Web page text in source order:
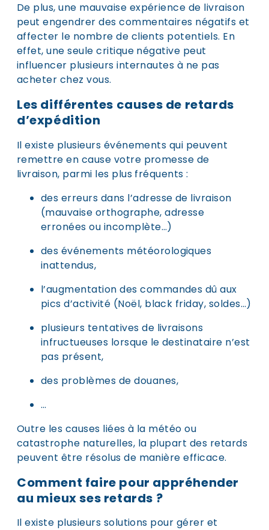
De plus, une mauvaise expérience de livraison
peut engendrer des commentaires négatifs et
affecter le nombre de clients potentiels. En
effet, une seule critique négative peut
influencer plusieurs internautes à ne pas
acheter chez vous.
Les différentes causes de retards
d’expédition
Il existe plusieurs événements qui peuvent
remettre en cause votre promesse de
livraison, parmi les plus fréquents :
des erreurs dans l’adresse de livraison
(mauvaise orthographe, adresse
erronées ou incomplète…)
des événements météorologiques
inattendus,
l’augmentation des commandes dû aux
pics d’activité (Noël, black friday, soldes…)
plusieurs tentatives de livraisons
infructueuses lorsque le destinataire n’est
pas présent,
des problèmes de douanes,
…
Outre les causes liées à la météo ou
catastrophe naturelles, la plupart des retards
peuvent être résolus de manière efficace.
Comment faire pour appréhender
au mieux ses retards ?
Il existe plusieurs solutions pour gérer et